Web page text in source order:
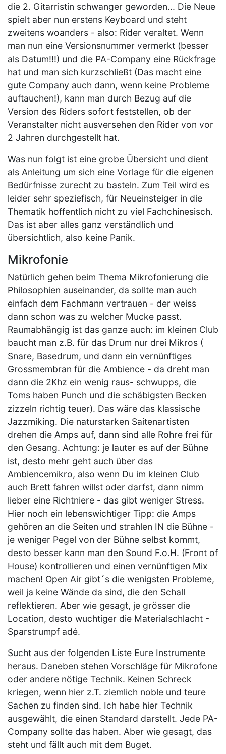
die 2. Gitarristin schwanger geworden... Die Neue
spielt aber nun erstens Keyboard und steht
zweitens woanders - also: Rider veraltet. Wenn
man nun eine Versionsnummer vermerkt (besser
als Datum!!!) und die PA-Company eine Rückfrage
hat und man sich kurzschließt (Das macht eine
gute Company auch dann, wenn keine Probleme
auftauchen!), kann man durch Bezug auf die
Version des Riders sofort feststellen, ob der
Veranstalter nicht ausversehen den Rider von vor
2 Jahren durchgestellt hat.
Was nun folgt ist eine grobe Übersicht und dient
als Anleitung um sich eine Vorlage für die eigenen
Bedürfnisse zurecht zu basteln. Zum Teil wird es
leider sehr speziefisch, für Neueinsteiger in die
Thematik hoffentlich nicht zu viel Fachchinesisch.
Das ist aber alles ganz verständlich und
übersichtlich, also keine Panik.
Mikrofonie
Natürlich gehen beim Thema Mikrofonierung die
Philosophien auseinander, da sollte man auch
einfach dem Fachmann vertrauen - der weiss
dann schon was zu welcher Mucke passt.
Raumabhängig ist das ganze auch: im kleinen Club
baucht man z.B. für das Drum nur drei Mikros (
Snare, Basedrum, und dann ein vernünftiges
Grossmembran für die Ambience - da dreht man
dann die 2Khz ein wenig raus- schwupps, die
Toms haben Punch und die schäbigsten Becken
zizzeln richtig teuer). Das wäre das klassische
Jazzmiking. Die naturstarken Saitenartisten
drehen die Amps auf, dann sind alle Rohre frei für
den Gesang. Achtung: je lauter es auf der Bühne
ist, desto mehr geht auch über das
Ambiencemikro, also wenn Du im kleinen Club
auch Brett fahren willst oder darfst, dann nimm
lieber eine Richtniere - das gibt weniger Stress.
Hier noch ein lebenswichtiger Tipp: die Amps
gehören an die Seiten und strahlen IN die Bühne -
je weniger Pegel von der Bühne selbst kommt,
desto besser kann man den Sound F.o.H. (Front of
House) kontrollieren und einen vernünftigen Mix
machen! Open Air gibt´s die wenigsten Probleme,
weil ja keine Wände da sind, die den Schall
reflektieren. Aber wie gesagt, je grösser die
Location, desto wuchtiger die Materialschlacht -
Sparstrumpf adé.
Sucht aus der folgenden Liste Eure Instrumente
heraus. Daneben stehen Vorschläge für Mikrofone
oder andere nötige Technik. Keinen Schreck
kriegen, wenn hier z.T. ziemlich noble und teure
Sachen zu finden sind. Ich habe hier Technik
ausgewählt, die einen Standard darstellt. Jede PA-
Company sollte das haben. Aber wie gesagt, das
steht und fällt auch mit dem Buget.